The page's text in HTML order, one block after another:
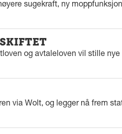
sugekraft, ny
og avtaleloven vil stille
via Wolt, og legger nå frem